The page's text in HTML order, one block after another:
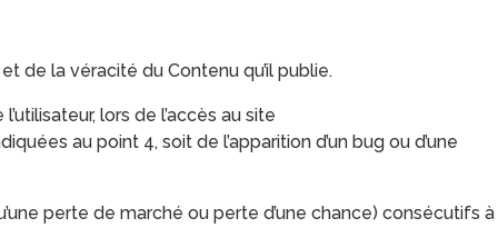
de la véracité du Contenu qu’il publie.
lors de l’accès au site
au point 4, soit de l’apparition d’un bug ou d’une
perte de marché ou perte d’une chance) consécutifs à